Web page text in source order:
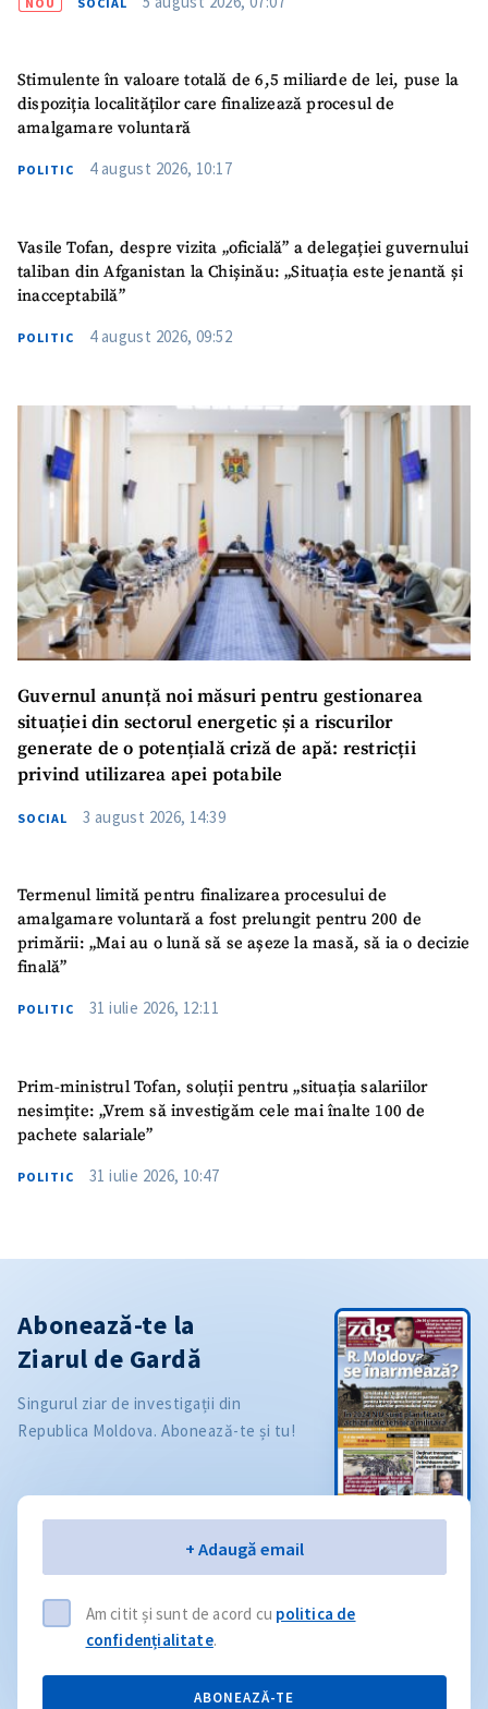
Stimulente în valoare totală de 6,5 miliarde de lei, puse la
dispoziția localităților care finalizează procesul de
amalgamare voluntară
POLITIC 4 august 2026, 10:17
Vasile Tofan, despre vizita „oficială” a delegației guvernului
taliban din Afganistan la Chișinău: „Situația este jenantă și
inacceptabilă”
POLITIC 4 august 2026, 09:52
Guvernul anunță noi măsuri pentru gestionarea
situației din sectorul energetic și a riscurilor
generate de o potențială criză de apă: restricții
privind utilizarea apei potabile
SOCIAL 3 august 2026, 14:39
Termenul limită pentru finalizarea procesului de
amalgamare voluntară a fost prelungit pentru 200 de
primării: „Mai au o lună să se așeze la masă, să ia o decizie
finală”
POLITIC 31 iulie 2026, 12:11
Prim-ministrul Tofan, soluții pentru „situația salariilor
nesimțite: „Vrem să investigăm cele mai înalte 100 de
pachete salariale”
POLITIC 31 iulie 2026, 10:47
Abonează-te la
Ziarul de Gardă
Singurul ziar de investigații din
Republica Moldova. Abonează-te și tu!
+ Adaugă email
Am citit și sunt de acord cu politica de
confidențialitate.
ABONEAZĂ-TE